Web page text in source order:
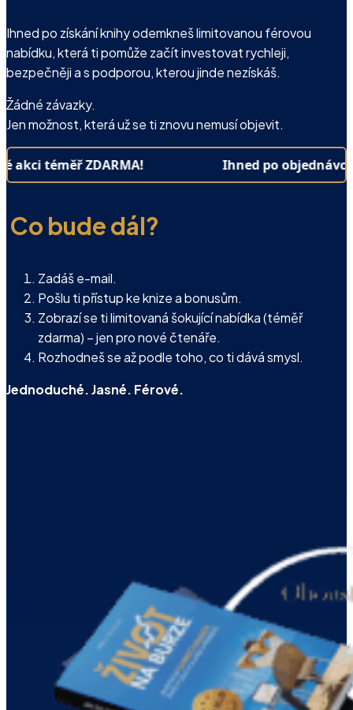
Ihned po získání knihy odemkneš limitovanou férovou
nabídku, která ti pomůže začít investovat rychleji,
bezpečněji a s podporou, kterou jinde nezískáš.
Žádné závazky.
Jen možnost, která už se ti znovu nemusí objevit.
akci téměř ZDARMA! Ihned po
Co bude dál?
Zadáš e-mail.
Pošlu ti přístup ke knize a bonusům.
Zobrazí se ti limitovaná šokující nabídka (téměř
zdarma) – jen pro nové čtenáře.
Rozhodneš se až podle toho, co ti dává smysl.
Jednoduché. Jasné. Férové.